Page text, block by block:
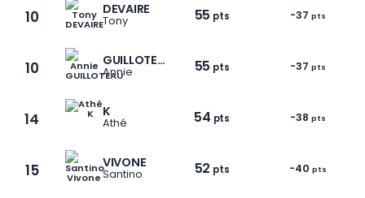
1 / 6
10 DEVAIRE
Tony 55 pts -37 pts
10 GUILLOTEAU
Annie 55 pts -37 pts
14 K
Athé 54 pts -38 pts
15 VIVONE
Santino 52 pts -40 pts